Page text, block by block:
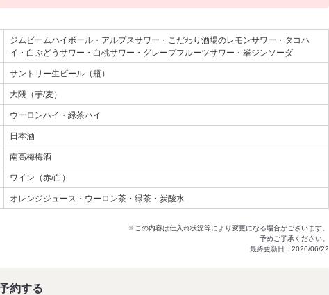
ジムビームハイボール・アルプスサワー・こだわり酒場のレモンサワー・タコハ
イ・白ぶどうサワー・白桃サワー・グレープフルーツサワー・翠ジンソーダ
サントリー生ビール（瓶）
大隈（芋/麦）
ウーロンハイ・緑茶ハイ
日本酒
南高梅梅酒
ワイン（赤/白）
オレンジジュース・ウーロン茶・緑茶・炭酸水
※この内容は仕入れ状況等により変更になる場合がございます。
予めご了承ください。
最終更新日：2026/06/22
約する